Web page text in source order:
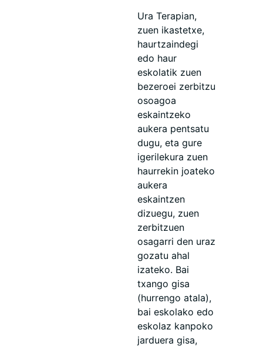
Ura Terapian,
zuen ikastetxe,
haurtzaindegi
edo haur
eskolatik zuen
bezeroei zerbitzu
osoagoa
eskaintzeko
aukera pentsatu
dugu, eta gure
igerilekura zuen
haurrekin joateko
aukera
eskaintzen
dizuegu, zuen
zerbitzuen
osagarri den uraz
gozatu ahal
izateko. Bai
txango gisa
(hurrengo atala),
bai eskolako edo
eskolaz kanpoko
jarduera gisa,